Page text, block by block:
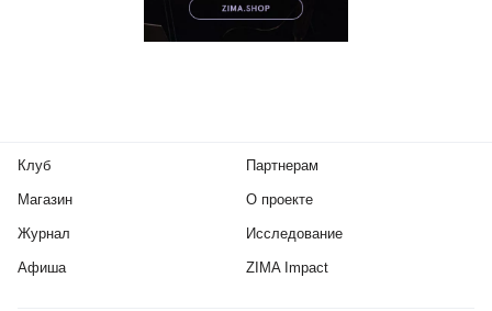
Клуб
Магазин
Журнал
Афиша
Партнерам
О проекте
Исследование
ZIMA Impact